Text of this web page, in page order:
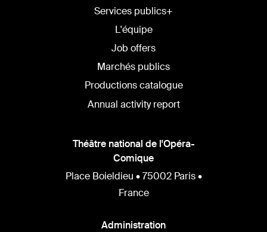
Services publics+
L'équipe
Job offers
Marchés publics
Productions catalogue
Annual activity report
Théâtre national de l'Opéra-
Comique
Place Boieldieu • 75002 Paris •
France
Administration